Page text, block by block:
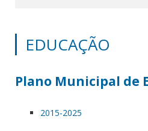
EDUCAÇÃO
Plano Municipal de
2015-2025